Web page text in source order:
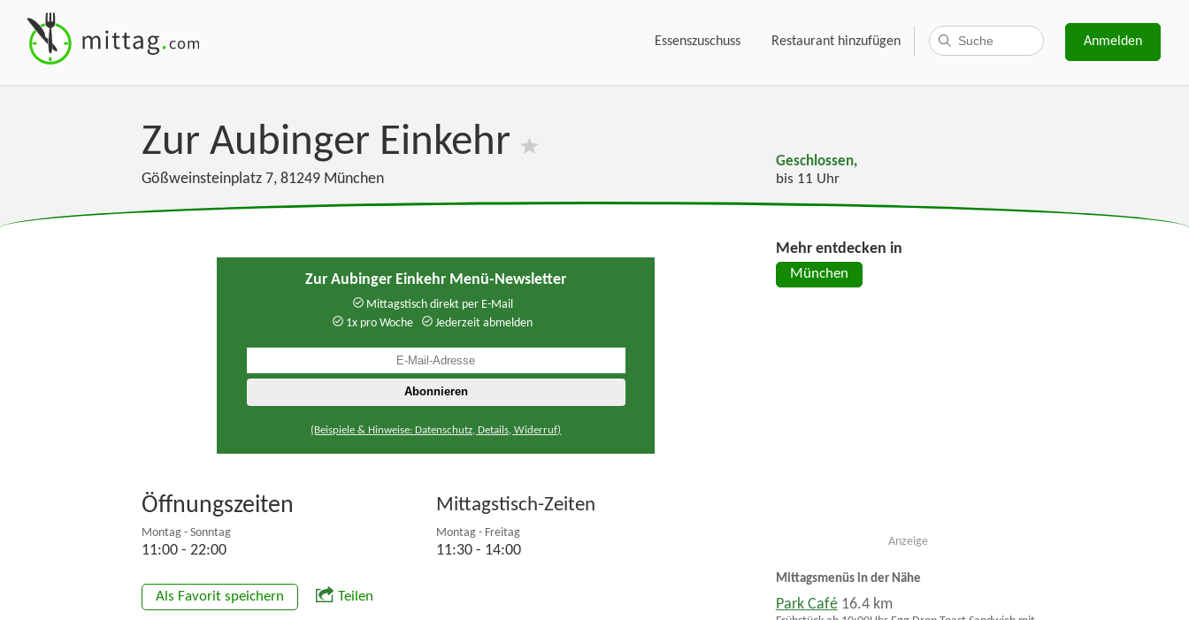
Essenszuschuss Restaurant hinzufügen Anmelden
Zur Aubinger Einkehr
Gößweinsteinplatz 7, 81249 München
Geschlossen,
bis 11 Uhr
Zur Aubinger Einkehr Menü-Newsletter
Mittagstisch direkt per E-Mail
1x pro Woche
Jederzeit abmelden
(Beispiele & Hinweise: Datenschutz, Details, Widerruf)
Öffnungszeiten
Montag - Sonntag
11:00 - 22:00
Mittagstisch-Zeiten
Montag - Freitag
11:30 - 14:00
Als Favorit speichern Teilen
Mehr entdecken in
München
Anzeige
Mittagsmenüs in der Nähe
Park Café 16.4 km